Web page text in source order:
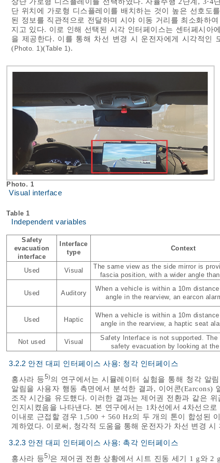
단 위치에 가로형 디스플레이를 배치하는 것이 높은 선호도
된 정보를 직관적으로 전달하며 시야 이동 거리를 최소화하
지고 있다. 이로 인해 선택된 시각 인터페이스는 센터페시아
을 제공한다. 이를 통해 차선 변경 시 운전자에게 시각적인
(Photo. 1 )(Table 1).
Photo. 1
Visual interface
Table 1
Independent variables
Safety
evacuation
interface
Interface
type
Context
Used Visual
The same view as the side mirror is
fascia position, with a wider angle
Used Auditory
When a vehicle is within a 10m
angle in the rearview, an earcon
Used Haptic
When a vehicle is within a 10m
angle in the rearview, a haptic seat
Not used Visual
Safety Interface is not supported. The
safety evacuation by looking at
3.2.2 안전 대피 인터페이스 사용: 청각 인터페이스
홍사라 등5)의 연구에서는 시뮬레이터 실험을 통해 청각 알
알림을 사용자 행동 측면에서 분석한 결과, 이어콘
조작 시간을 유도했다. 이러한 결과는 제어권 전환과 같은
인지시켰음을 나타낸다. 본 연구에서는 1차선에서 4차선으
이내로 근접할 경우 1,500 + 560 Hz의 두 개의 톤이 합성된
계하였다. 이로써, 청각적 도움을 통해 운전자가 차선 변경
3.2.3 안전 대피 인터페이스 사용: 촉각 인터페이스
홍사라 등5)은 제어권 전환 상황에서 시트 진동 세기 1 g와